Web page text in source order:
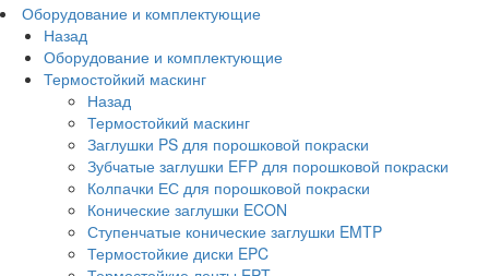
Оборудование и комплектующие
Назад
Оборудование и комплектующие
Термостойкий маскинг
Назад
Термостойкий маскинг
Заглушки PS для порошковой покраски
Зубчатые заглушки EFP для порошковой покраски
Колпачки ЕС для порошковой покраски
Конические заглушки ECON
Ступенчатые конические заглушки EMTP
Термостойкие диски EPC